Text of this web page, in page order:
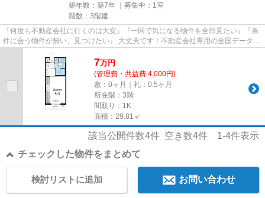
築年数：築7年 ｜募集中： 1室
階数：3階建
『何度も不動産会社に行くのは大変』『一回で気になる物件を全部見たい』『条
件に合う物件が無い、見つけたい』 大丈夫です！不動産会社専用の全国データベ
ースを利用して、エリアを問...
7万円
(管理費・共益費 4,000円)
敷：0ヶ月｜礼：0.5ヶ月
所在階：3階
間取り：1K
面積：29.81㎡
該当公開件数4件 空き数4件 1-4件表示
チェックした物件をまとめて
お問い合わせ
検討リストに追加